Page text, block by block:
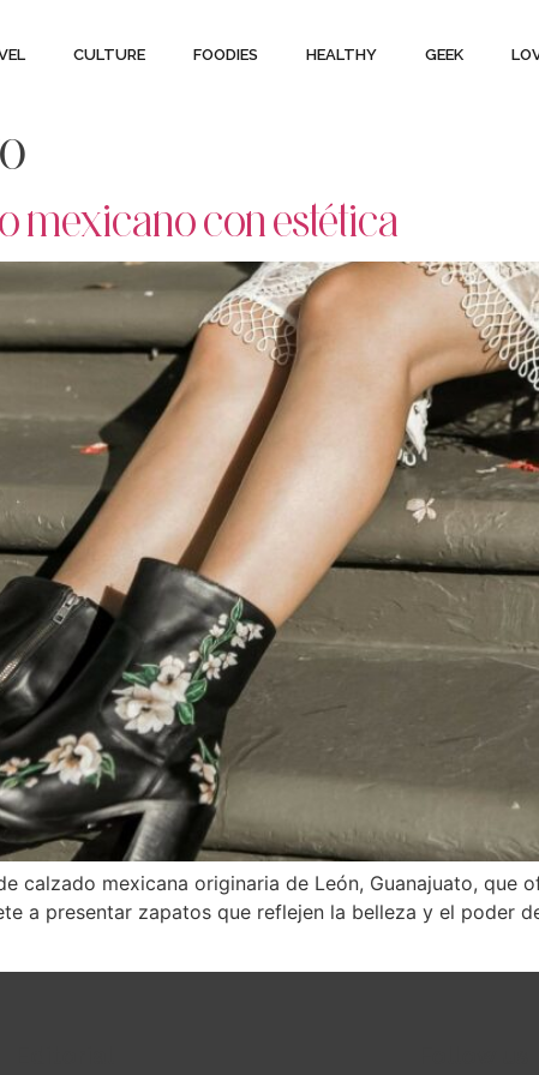
CULTURE FOODIES HEALTHY GEEK
mexicano con estética
calzado mexicana originaria de León, Guanajuato,
a presentar zapatos que reflejen la belleza y el poder